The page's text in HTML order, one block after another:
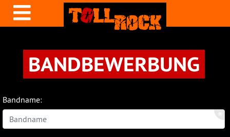
BANDBEWERBUNG
Bandname: